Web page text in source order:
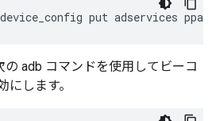
device_config put adservices
の adb コマンドを使用してビーコ
にします。